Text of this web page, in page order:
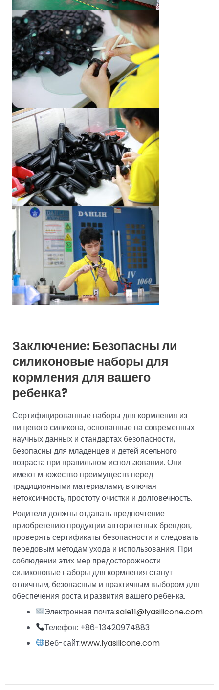
Заключение: Безопасны ли
силиконовые наборы для
кормления для вашего
ребенка?
Сертифицированные наборы для кормления из
пищевого силикона, основанные на современных
научных данных и стандартах безопасности,
безопасны для младенцев и детей ясельного
возраста при правильном использовании. Они
имеют множество преимуществ перед
традиционными материалами, включая
нетоксичность, простоту очистки и долговечность.
Родители должны отдавать предпочтение
приобретению продукции авторитетных брендов,
проверять сертификаты безопасности и следовать
передовым методам ухода и использования. При
соблюдении этих мер предосторожности
силиконовые наборы для кормления станут
отличным, безопасным и практичным выбором для
обеспечения роста и развития вашего ребенка.
Электронная почта:sale11@lyasilicone.com
Телефон: +86-13420974883
Веб-сайт:www.lyasilicone.com